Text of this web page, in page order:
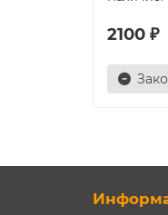
2100 ₽